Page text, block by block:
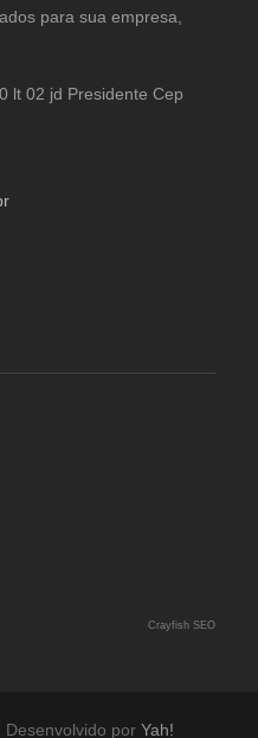
para sua empresa,
lt 02 jd Presidente Cep
Crayfish SEO
por Yah!